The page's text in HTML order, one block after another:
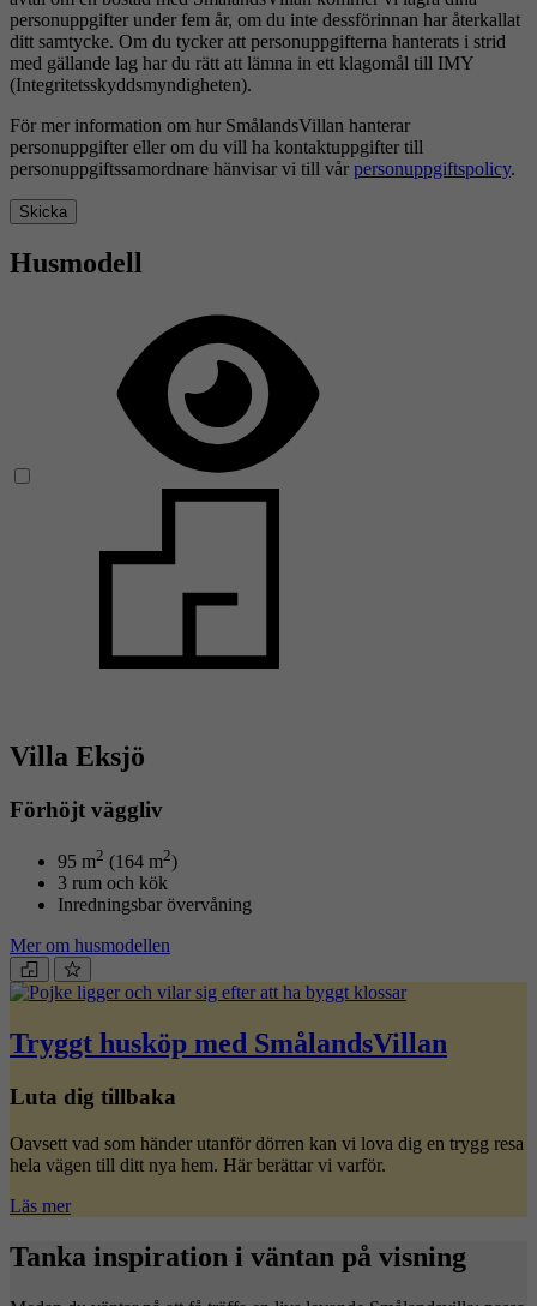
personuppgifter under fem år, om du inte dessförinnan har återkallat
ditt samtycke. Om du tycker att personuppgifterna hanterats i strid
med gällande lag har du rätt att lämna in ett klagomål till IMY
(Integritetsskyddsmyndigheten).
För mer information om hur SmålandsVillan hanterar
personuppgifter eller om du vill ha kontaktuppgifter till
personuppgiftssamordnare hänvisar vi till vår personuppgiftspolicy.
Skicka
Husmodell
Villa Eksjö
Förhöjt väggliv
95 m2 (164 m2)
3 rum och kök
Inredningsbar övervåning
Mer om husmodellen
Tryggt husköp med SmålandsVillan
Luta dig tillbaka
Oavsett vad som händer utanför dörren kan vi lova dig en trygg resa
hela vägen till ditt nya hem. Här berättar vi varför.
Läs mer
Tanka inspiration i väntan på visning